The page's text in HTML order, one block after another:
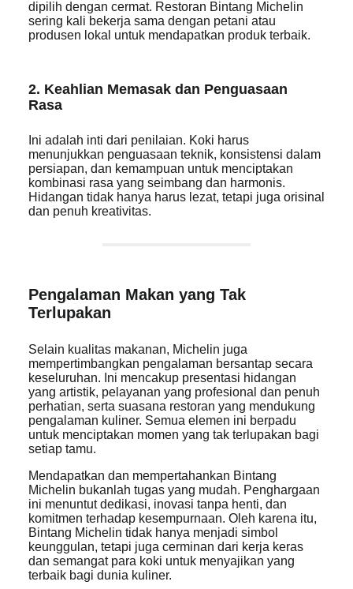
dipilih dengan cermat. Restoran Bintang Michelin
sering kali bekerja sama dengan petani atau
produsen lokal untuk mendapatkan produk terbaik.
2. Keahlian Memasak dan Penguasaan
Rasa
Ini adalah inti dari penilaian. Koki harus
menunjukkan penguasaan teknik, konsistensi dalam
persiapan, dan kemampuan untuk menciptakan
kombinasi rasa yang seimbang dan harmonis.
Hidangan tidak hanya harus lezat, tetapi juga orisinal
dan penuh kreativitas.
Pengalaman Makan yang Tak
Terlupakan
Selain kualitas makanan, Michelin juga
mempertimbangkan pengalaman bersantap secara
keseluruhan. Ini mencakup presentasi hidangan
yang artistik, pelayanan yang profesional dan penuh
perhatian, serta suasana restoran yang mendukung
pengalaman kuliner. Semua elemen ini berpadu
untuk menciptakan momen yang tak terlupakan bagi
setiap tamu.
Mendapatkan dan mempertahankan Bintang
Michelin bukanlah tugas yang mudah. Penghargaan
ini menuntut dedikasi, inovasi tanpa henti, dan
komitmen terhadap kesempurnaan. Oleh karena itu,
Bintang Michelin tidak hanya menjadi simbol
keunggulan, tetapi juga cerminan dari kerja keras
dan semangat para koki untuk menyajikan yang
terbaik bagi dunia kuliner.